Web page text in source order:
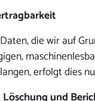
die wir auf
erfolgt dies